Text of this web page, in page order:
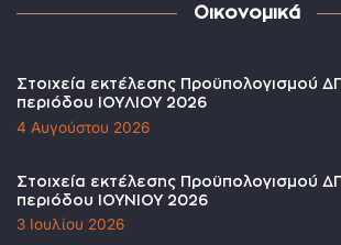
Οικονομικά
Στοιχεία εκτέλεσης Προϋπολογισμού
περιόδου ΙΟΥΛΙΟΥ 2026
4 Αυγούστου 2026
Στοιχεία εκτέλεσης Προϋπολογισμού
περιόδου ΙΟΥΝΙΟΥ 2026
3 Ιουλίου 2026